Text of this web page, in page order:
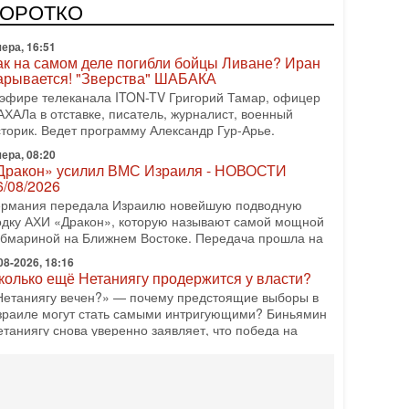
АХИ «Дракон» (Drakon), которая уже стала самой
субмариной в истории ЦАХАЛ. Но почему её
16:51
на самом деле погибли бойцы Ливане? Иран
"Зверства" ШАБАКА
телеканала ITON-TV Григорий Тамар, офицер
в отставке, писатель, журналист, военный
Ведет программу Александр Гур-Арье.
08:20
усилил ВМС Израиля - НОВОСТИ
08/2026
передала Израилю новейшую подводную
АХИ «Дракон», которую называют самой мощной
на Ближнем Востоке. Передача прошла на
2026, 18:16
ещё Нетаниягу продержится у власти?
вечен?» — почему предстоящие выборы в
могут стать самыми интригующими? Биньямин
снова уверенно заявляет, что победа на